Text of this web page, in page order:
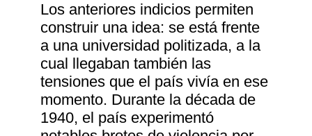
Los anteriores indicios permiten
construir una idea: se está frente
a una universidad politizada, a la
cual llegaban también las
tensiones que el país vivía en ese
momento. Durante la década de
1940, el país experimentó